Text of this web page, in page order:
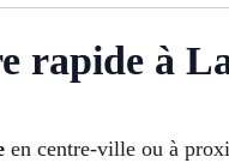
rapide à
en centre-ville ou à